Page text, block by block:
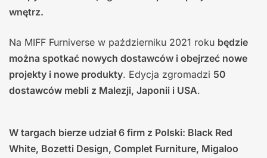
wnętrz.
Na MIFF Furniverse w październiku 2021 roku będzie
można spotkać nowych dostawców i obejrzeć nowe
projekty i nowe produkty. Edycja zgromadzi 50
dostawców mebli z Malezji, Japonii i USA.
W targach bierze udział 6 firm z Polski: Black Red
White, Bozetti Design, Complet Furniture, Migaloo